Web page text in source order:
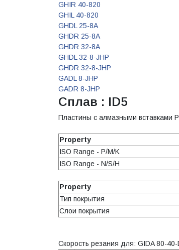
GHIR 40-820
GHIL 40-820
GHDL 25-8A
GHDR 25-8A
GHDR 32-8A
GHDL 32-8-JHP
GHDR 32-8-JHP
GADL 8-JHP
GADR 8-JHP
Сплав : ID5
Пластины с алмазными вставками
Property
ISO Range - P/M/K
ISO Range - N/S/H
Property
Тип покрытия
Слои покрытия
Скорость резания для: GIDA 80-